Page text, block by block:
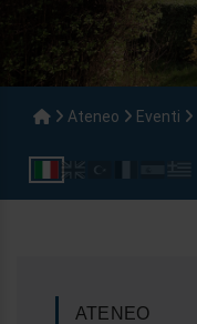
Ateneo Eventi
ATENEO